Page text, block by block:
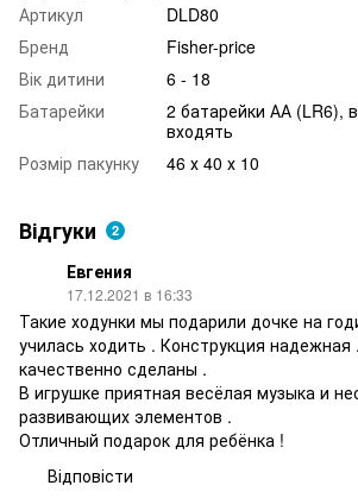
Артикул
DLD80
Бренд
Fisher-price
Вік дитини
6 - 18
Батарейки
2 батарейки АА (LR6),
входять
Розмір пакунку
46 х 40 х 10
Відгуки 2
Евгения
17.12.2021 в 16:33
Такие ходунки мы подарили дочке на
училась ходить . Конструкция надежная
качественно сделаны .
В игрушке приятная весёлая музыка и
развивающих элементов .
Отличный подарок для ребёнка !
Відповісти